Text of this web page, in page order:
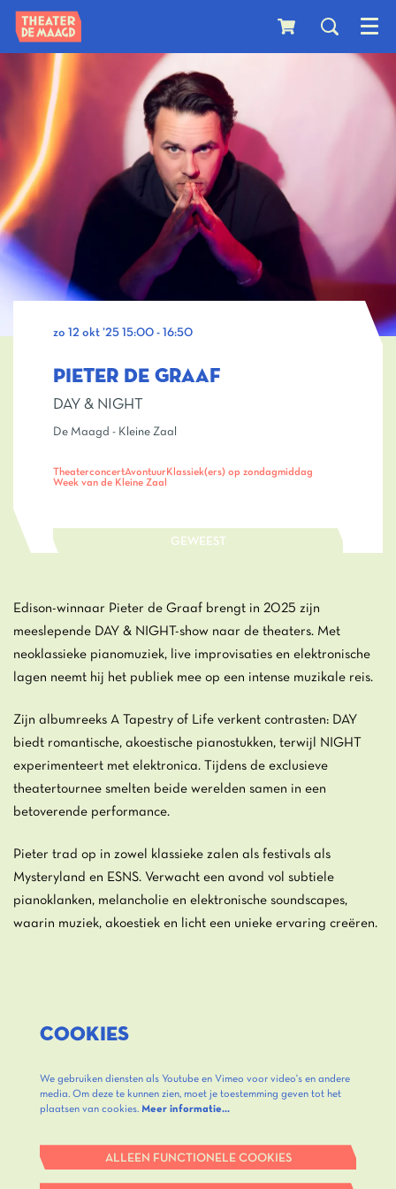
Menu
PIETER DE GRAAF
DAY & NIGHT
zo 12 okt ’25 15:00 - 16:50
De Maagd - Kleine Zaal
TheaterconcertAvontuur Klassiek(ers) op zondagmiddag
Week van de Kleine Zaal
GEWEEST
Edison-winnaar Pieter de Graaf brengt in 2025 zijn
meeslepende DAY & NIGHT-show naar de theaters. Met
neoklassieke pianomuziek, live improvisaties en elektronische
lagen neemt hij het publiek mee op een intense muzikale reis.
Zijn albumreeks A Tapestry of Life verkent contrasten: DAY
biedt romantische, akoestische pianostukken, terwijl NIGHT
experimenteert met elektronica. Tijdens de exclusieve
theatertournee smelten beide werelden samen in een
betoverende performance.
Pieter trad op in zowel klassieke zalen als festivals als
Mysteryland en ESNS. Verwacht een avond vol subtiele
pianoklanken, melancholie en elektronische soundscapes,
waarin muziek, akoestiek en licht een unieke ervaring creëren.
COOKIES
We gebruiken diensten als Youtube en Vimeo voor video's en andere
media. Om deze te kunnen zien, moet je toestemming geven tot het
plaatsen van cookies. Meer informatie…
ALLEEN FUNCTIONELE COOKIES